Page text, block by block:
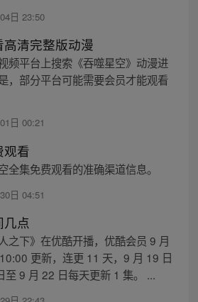
日 23:50
清完整版动漫
频平台上搜索《吞噬星空》动漫进
，部分平台可能需要会员才能观看
日 00:21
观看
全集免费观看的准确渠道信息。
日 04:51
点
之下》在优酷开播，优酷会员 9 月
更新，连更 11 天，9 月 19 日
至 9 月 22 日每天更新 1 集。 ...